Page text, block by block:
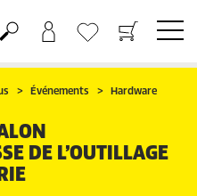
Événements
Hardware
DE L’OUTILLAGE